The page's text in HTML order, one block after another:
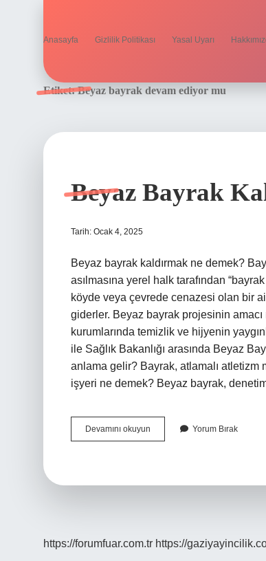
Anasayfa Gizlilik Politikası Yasal Uyarı
Etiket:Beyaz bayrak devam ediyor mu
Beyaz Bayrak
Tarih: Ocak 4, 2025
Beyaz bayrak kaldırmak ne demek?
asılmasına yerel halk tarafından
köyde veya çevrede cenazesi olan bir
giderler. Beyaz bayrak projesinin
kurumlarında temizlik ve hijyenin
ile Sağlık Bakanlığı arasında Beyaz
anlama gelir? Bayrak, atlamalı atletizm
işyeri ne demek? Beyaz bayrak,
Devamını okuyun
Bayrak
Yorum Bırak
https://forumfuar.com.tr https://